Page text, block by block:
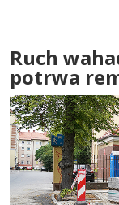
Ruch
potrwa